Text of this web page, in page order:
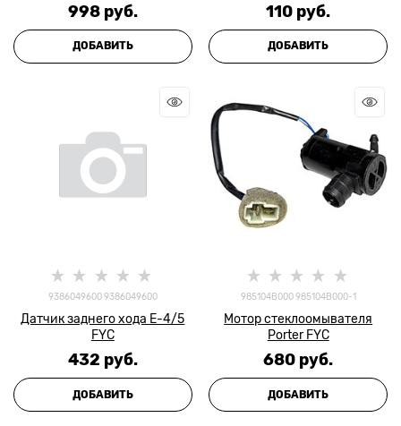
998 руб.
ДОБАВИТЬ
110 руб.
ДОБАВИТЬ
9386049600 9386049600
Датчик заднего хода E-4/5
FYC
432 руб.
ДОБАВИТЬ
985104B000 985104B000-1
Мотор стеклоомывателя
Porter FYC
680 руб.
ДОБАВИТЬ